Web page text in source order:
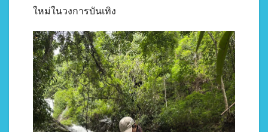
ใหม่ในวงการบันเทิง